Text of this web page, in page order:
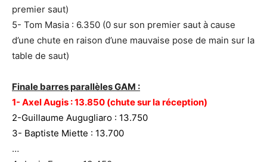
premier saut)
5- Tom Masia : 6.350 (0 sur son premier saut à cause
d’une chute en raison d’une mauvaise pose de main sur la
table de saut)
Finale barres parallèles GAM :
1- Axel Augis : 13.850 (chute sur la réception)
2-Guillaume Augugliaro : 13.750
3- Baptiste Miette : 13.700
…